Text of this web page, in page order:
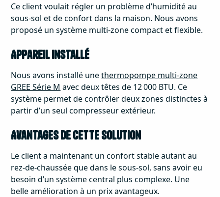
Ce client voulait régler un problème d’humidité au
sous-sol et de confort dans la maison. Nous avons
proposé un système multi-zone compact et flexible.
Appareil installé
Nous avons installé unethermopompe multi-zone
GREE Série M avec deux têtes de 12 000 BTU. Ce
système permet de contrôler deux zones distinctes à
partir d’un seul compresseur extérieur.
Avantages de cette solution
Le client a maintenant un confort stable autant au
rez-de-chaussée que dans le sous-sol, sans avoir eu
besoin d’un système central plus complexe. Une
belle amélioration à un prix avantageux.